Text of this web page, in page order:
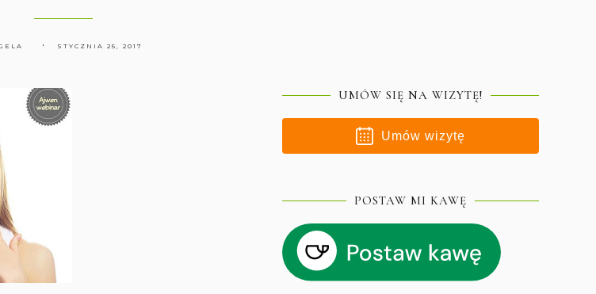
STYCZNIA 25, 2017
UMÓW SIĘ NA WIZYTĘ!
Umów wizytę
POSTAW MI KAWĘ